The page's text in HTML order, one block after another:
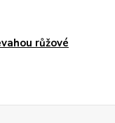
růžové